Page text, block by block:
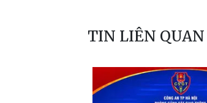
TIN LIÊN QUAN